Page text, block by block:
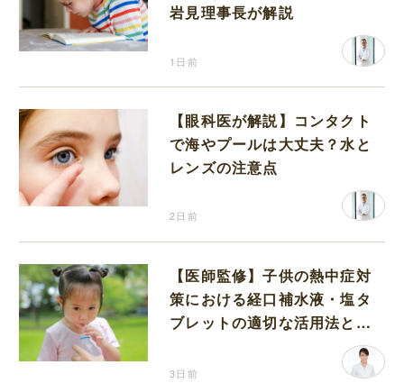
岩見理事長が解説
1日前
【眼科医が解説】コンタクト
で海やプールは大丈夫？水と
レンズの注意点
2日前
【医師監修】子供の熱中症対
策における経口補水液・塩タ
ブレットの適切な活用法と水
3日前